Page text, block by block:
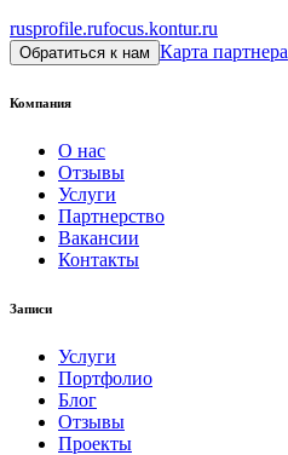
rusprofile.rufocus.kontur.ru
Обратиться к нам Карта партнера
Компания
О нас
Отзывы
Услуги
Партнерство
Вакансии
Контакты
Записи
Услуги
Портфолио
Блог
Отзывы
Проекты